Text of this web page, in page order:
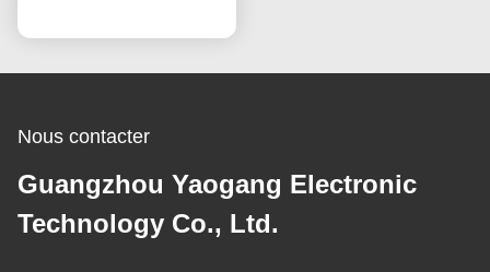
téléviseur
Nous contacter
Guangzhou Yaogang Electronic
Technology Co., Ltd.